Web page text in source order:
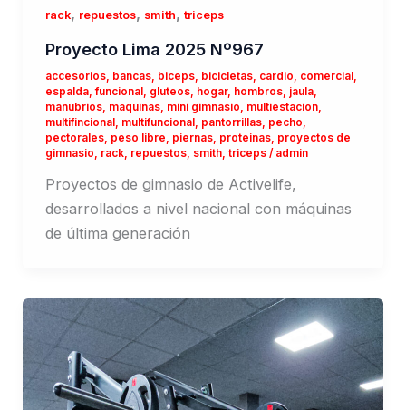
rack, repuestos, smith, triceps
Proyecto Lima 2025 Nº967
accesorios, bancas, biceps, bicicletas, cardio, comercial ,
espalda,funcional , gluteos, hogar, hombros, jaula,
manubrios, maquinas, mini gimnasio, multiestacion,
multifincional , multifuncional , pantorrillas, pecho,
pectorales, peso libre, piernas, proteinas, proyectos de
gimnasio, rack, repuestos, smith, triceps/ admin
Proyectos de gimnasio de Activelife,
desarrollados a nivel nacional con máquinas
de última generación